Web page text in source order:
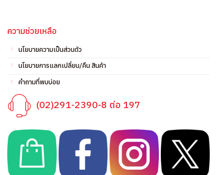
ความช่วยเหลือ
นโยบายความเป็นส่วนตัว
นโยบายการแลกเปลี่ยน/คืน สินค้า
คำถามที่พบบ่อย
(02)291-2390-8 ต่อ 197